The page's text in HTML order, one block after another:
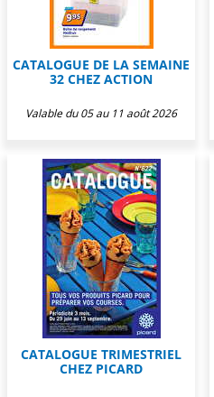
CATALOGUE DE LA SEMAINE
32 CHEZ ACTION
Valable du 05 au 11 août 2026
CATALOGUE TRIMESTRIEL
CHEZ PICARD